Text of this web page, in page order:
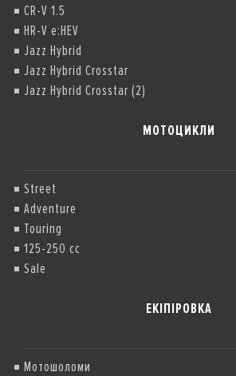
CR-V 1.5
HR-V e:HEV
Jazz Hybrid
Jazz Hybrid Crosstar
Jazz Hybrid Crosstar (2)
МОТОЦИКЛИ
Street
Adventure
Touring
125-250 cc
Sale
ЕКІПІРОВКА
Мотошоломи